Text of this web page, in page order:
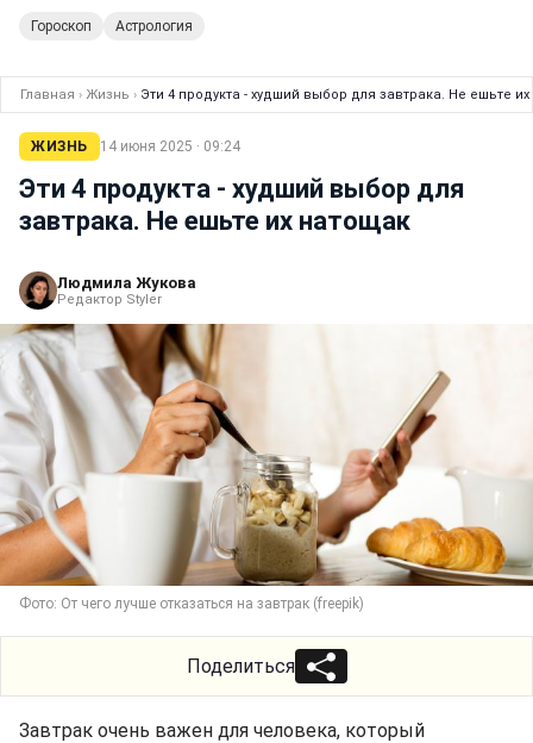
Гороскоп Астрология
Главная › Жизнь › Эти 4 продукта - худший выбор для завтрака. Не ешьте
ЖИЗНЬ 14 июня 2025 · 09:24
Эти 4 продукта - худший выбор для
завтрака. Не ешьте их натощак
Людмила Жукова
Редактор Styler
Фото: От чего лучше отказаться на завтрак (freepik)
Поделиться
Завтрак очень важен для человека, который